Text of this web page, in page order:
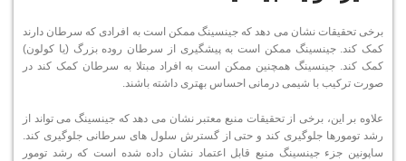
برخی تحقیقات نشان می دهد که جینسینگ ممکن است به افرادی که سرطان دارند
کمک کند. جینسینگ ممکن است به پیشگیری از سرطان روده بزرگ (یا کولون)
کمک کند. جینسینگ همچنین ممکن است به افراد مبتلا به سرطان کمک کند در
صورت ترکیب با شیمی درمانی احساس بهتری داشته باشند.
علاوه بر این، برخی از تحقیقات منبع معتبر نشان می دهد که جینسینگ می تواند از
رشد تومورها جلوگیری کند و حتی از گسترش سلول های سرطانی جلوگیری کند.
ساپونین جزء جینسینگ منبع قابل اعتماد نشان داده شده است که رشد تومور